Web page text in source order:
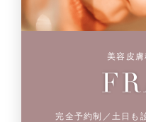
美容皮
完全予約制／土日も